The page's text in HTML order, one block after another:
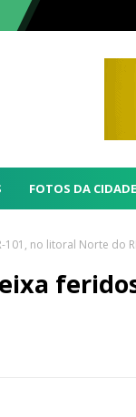
FOTOS DA CIDADE
no litoral Norte do